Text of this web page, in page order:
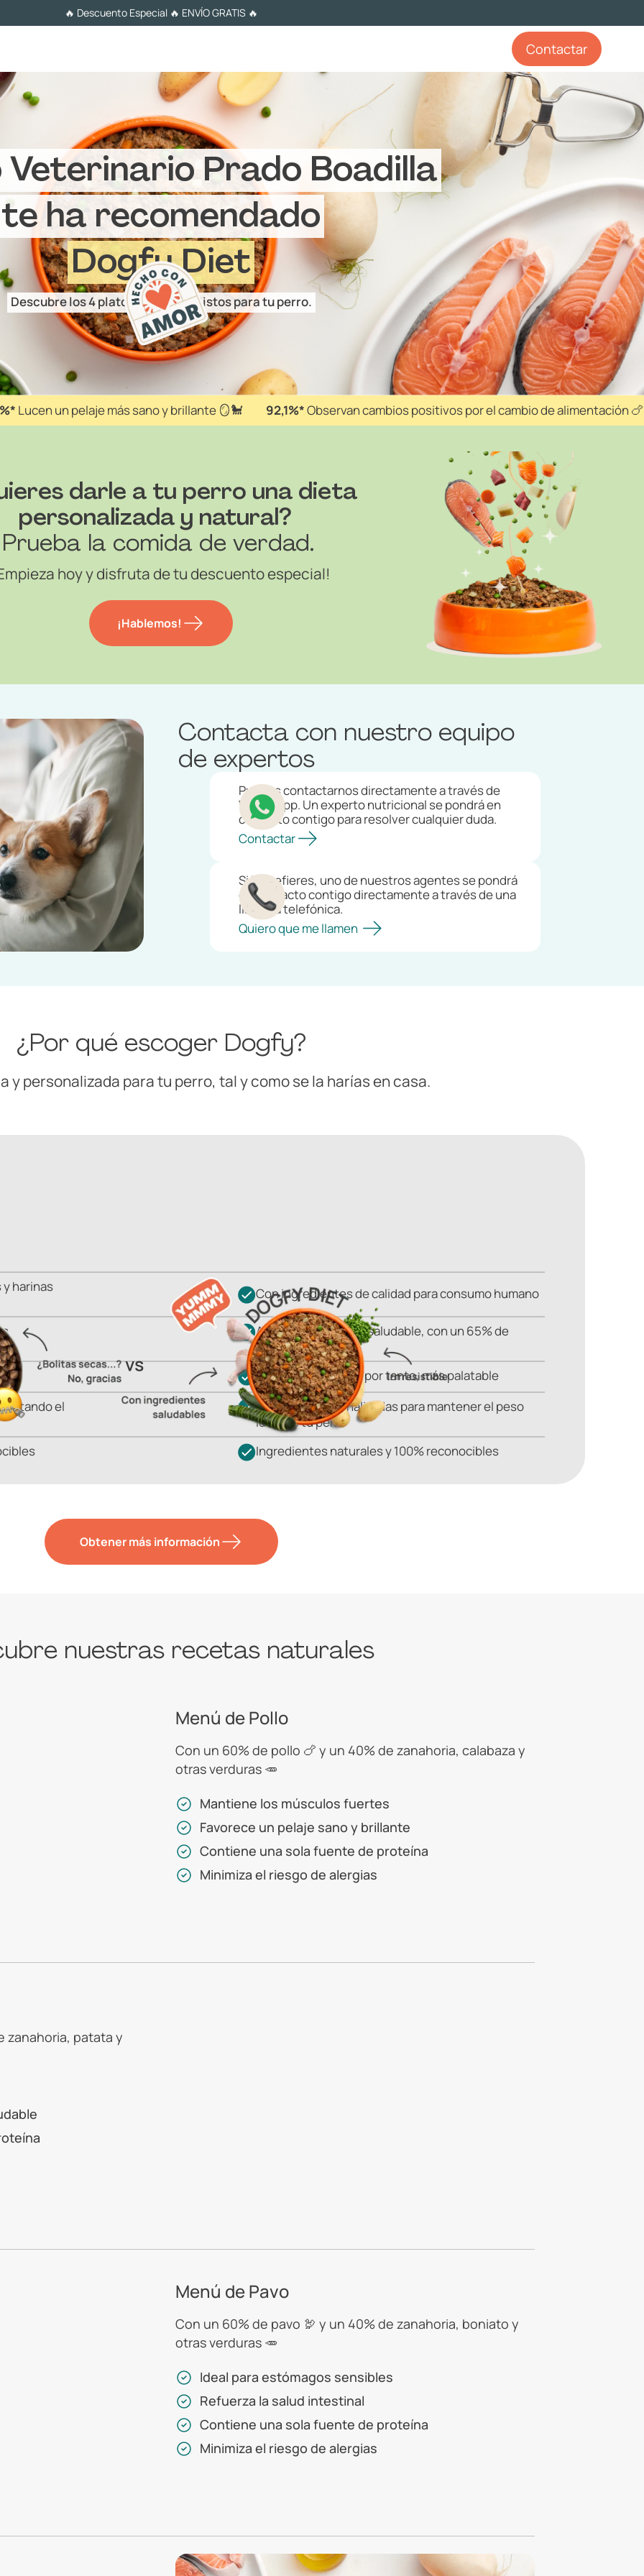
🔥 Descuento Especial 🔥 ENVÍO GRATIS 🔥
Contactar
Prado Boadilla
te ha recomendado
Dogfy Diet
Descubre los 4 platos cocinados listos para tu perro.
Lucen un pelaje más sano y brillante 🪞🐩 92,1%*Observan cambios positivos por el cambio de alimentación
darle a tu perro una dieta
personalizada y natural?
Prueba la comida de verdad.
hoy y disfruta de tu descuento especial!
¡Hablemos!
Contacta con nuestro equipo
de expertos
Puedes contactarnos directamente a través de
WhatsApp. Un experto nutricional se pondrá en
contacto contigo para resolver cualquier duda.
Contactar
Si lo prefieres, uno de nuestros agentes se pondrá
en contacto contigo directamente a través de una
llamada telefónica.
Quiero que me llamen
¿Por qué escoger Dogfy?
y personalizada para tu perro, tal y como se la harías en casa.
harinas Con ingredientes de calidad para consumo humano
Alimento nutritivo y saludable, con un 65% de
hidratación mínimo
Cocinado al vapor y por tanto, más palatable
el
Porciones personalizadas para mantener el peso
ideal de tu perro
Ingredientes naturales y 100% reconocibles
Obtener más información
nuestras recetas naturales
Menú de Pollo
Con un 60% de pollo 🍗 y un 40% de zanahoria, calabaza y
otras verduras 🥕
Mantiene los músculos fuertes
Favorece un pelaje sano y brillante
Contiene una sola fuente de proteína
Minimiza el riesgo de alergias
zanahoria, patata y
Menú de Pavo
Con un 60% de pavo 🦃 y un 40% de zanahoria, boniato y
otras verduras 🥕
Ideal para estómagos sensibles
Refuerza la salud intestinal
Contiene una sola fuente de proteína
Minimiza el riesgo de alergias